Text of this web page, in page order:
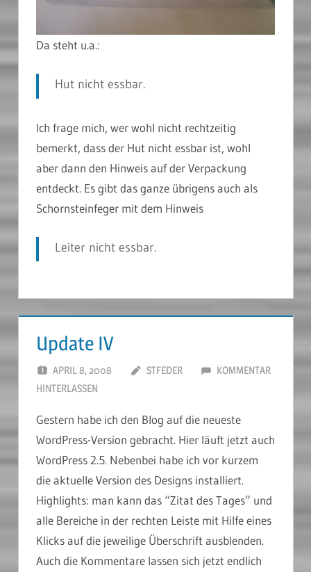
Da steht u.a.:
Hut nicht essbar.
Ich frage mich, wer wohl nicht rechtzeitig
bemerkt, dass der Hut nicht essbar ist, wohl
aber dann den Hinweis auf der Verpackung
entdeckt. Es gibt das ganze übrigens auch als
Schornsteinfeger mit dem Hinweis
Leiter nicht essbar.
Update IV
APRIL 8, 2008 STFEDER
KOMMENTAR
HINTERLASSEN
Gestern habe ich den Blog auf die neueste
WordPress-Version gebracht. Hier läuft jetzt auch
WordPress 2.5. Nebenbei habe ich vor kurzem
die aktuelle Version des Designs installiert.
Highlights: man kann das “Zitat des Tages” und
alle Bereiche in der rechten Leiste mit Hilfe eines
Klicks auf die jeweilige Überschrift ausblenden.
Auch die Kommentare lassen sich jetzt endlich